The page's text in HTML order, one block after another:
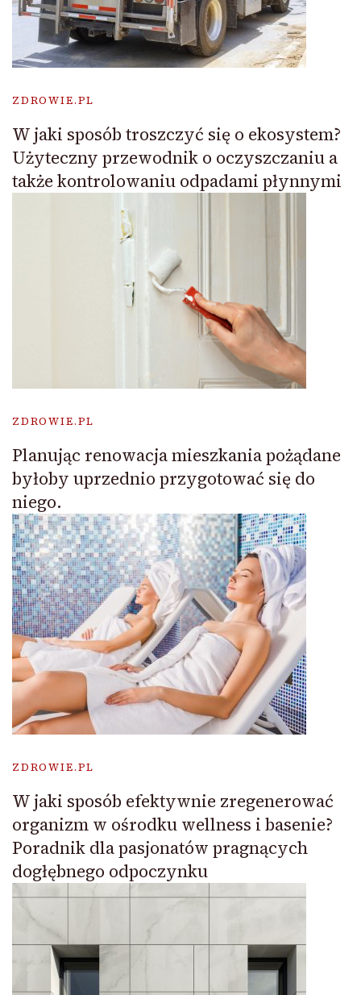
ZDROWIE.PL
W jaki sposób troszczyć się o ekosystem?
Użyteczny przewodnik o oczyszczaniu a
także kontrolowaniu odpadami płynnymi
ZDROWIE.PL
Planując renowacja mieszkania pożądane
byłoby uprzednio przygotować się do
niego.
ZDROWIE.PL
W jaki sposób efektywnie zregenerować
organizm w ośrodku wellness i basenie?
Poradnik dla pasjonatów pragnących
dogłębnego odpoczynku